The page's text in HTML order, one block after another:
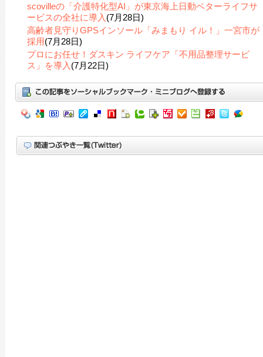
scovilleの「介護特化型AI」が東京海上日動ベターライフサ
ービスの全社に導入 (7月28日)
高齢者見守りGPSインソール「みまもり イル！」一宮市が
採用(7月28日)
プロにお任せ！ダスキン ライフケア「不用品整理サービ
ス」を導入 (7月22日)